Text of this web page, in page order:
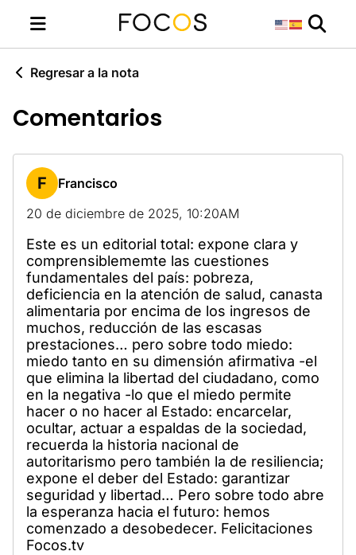
Regresar a la nota
Comentarios
F
Francisco
20 de diciembre de 2025, 10:20AM
Este es un editorial total: expone clara y
comprensiblememte las cuestiones
fundamentales del país: pobreza,
deficiencia en la atención de salud, canasta
alimentaria por encima de los ingresos de
muchos, reducción de las escasas
prestaciones… pero sobre todo miedo:
miedo tanto en su dimensión afirmativa -el
que elimina la libertad del ciudadano, como
en la negativa -lo que el miedo permite
hacer o no hacer al Estado: encarcelar,
ocultar, actuar a espaldas de la sociedad,
recuerda la historia nacional de
autoritarismo pero también la de resiliencia;
expone el deber del Estado: garantizar
seguridad y libertad… Pero sobre todo abre
la esperanza hacia el futuro: hemos
comenzado a desobedecer. Felicitaciones
Focos.tv